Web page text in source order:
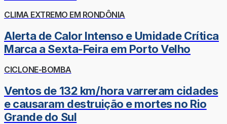
CLIMA EXTREMO EM RONDÔNIA
Alerta de Calor Intenso e Umidade Crítica
Marca a Sexta-Feira em Porto Velho
CICLONE-BOMBA
Ventos de 132 km/hora varreram cidades
e causaram destruição e mortes no Rio
Grande do Sul